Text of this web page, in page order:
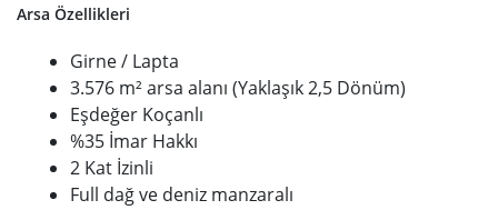
Arsa Özellikleri
Girne / Lapta
3.576 m² arsa alanı (Yaklaşık 2,5 Dönüm)
Eşdeğer Koçanlı
%35 İmar Hakkı
2 Kat İzinli
Full dağ ve deniz manzaralı